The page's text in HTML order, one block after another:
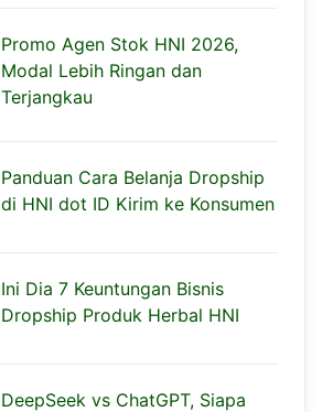
Promo Agen Stok HNI 2026,
Modal Lebih Ringan dan
Terjangkau
Panduan Cara Belanja Dropship
di HNI dot ID Kirim ke Konsumen
Ini Dia 7 Keuntungan Bisnis
Dropship Produk Herbal HNI
DeepSeek vs ChatGPT, Siapa